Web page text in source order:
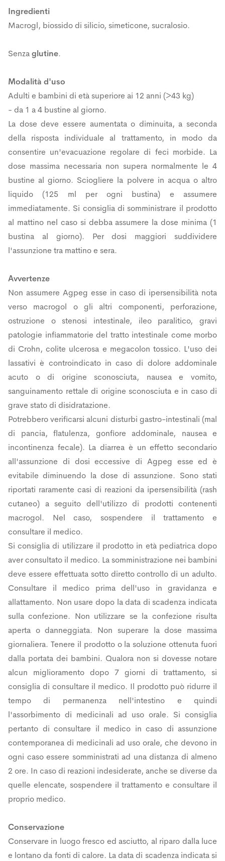
Ingredienti
Macrogl, biossido di silicio, simeticone, sucralosio.
Senzaglutine.
Modalità d'uso
Adulti e bambini di età superiore ai 12 anni (>43 kg)
- da 1 a 4 bustine al giorno.
La dose deve essere aumentata o diminuita, a seconda
della risposta individuale al trattamento, in modo da
consentire un'evacuazione regolare di feci morbide. La
dose massima necessaria non supera normalmente le 4
bustine al giorno. Sciogliere la polvere in acqua o altro
liquido (125 ml per ogni bustina) e assumere
immediatamente. Si consiglia di somministrare il prodotto
al mattino nel caso si debba assumere la dose minima (1
bustina al giorno). Per dosi maggiori suddividere
l'assunzione tra mattino e sera.
Avvertenze
Non assumere Agpeg esse in caso di ipersensibilità nota
verso macrogol o gli altri componenti, perforazione,
ostruzione o stenosi intestinale, ileo paralitico, gravi
patologie infiammatorie del tratto intestinale come morbo
di Crohn, colite ulcerosa e megacolon tossico. L'uso dei
lassativi è controindicato in caso di dolore addominale
acuto o di origine sconosciuta, nausea e vomito,
sanguinamento rettale di origine sconosciuta e in caso di
grave stato di disidratazione.
Potrebbero verificarsi alcuni disturbi gastro-intestinali (mal
di pancia, flatulenza, gonfiore addominale, nausea e
incontinenza fecale). La diarrea è un effetto secondario
all'assunzione di dosi eccessive di Agpeg esse ed è
evitabile diminuendo la dose di assunzione. Sono stati
riportati raramente casi di reazioni da ipersensibilità (rash
cutaneo) a seguito dell'utilizzo di prodotti contenenti
macrogol. Nel caso, sospendere il trattamento e
consultare il medico.
Si consiglia di utilizzare il prodotto in età pediatrica dopo
aver consultato il medico. La somministrazione nei bambini
deve essere effettuata sotto diretto controllo di un adulto.
Consultare il medico prima dell'uso in gravidanza e
allattamento. Non usare dopo la data di scadenza indicata
sulla confezione. Non utilizzare se la confezione risulta
aperta o danneggiata. Non superare la dose massima
giornaliera. Tenere il prodotto o la soluzione ottenuta fuori
dalla portata dei bambini. Qualora non si dovesse notare
alcun miglioramento dopo 7 giorni di trattamento, si
consiglia di consultare il medico. Il prodotto può ridurre il
tempo di permanenza nell'intestino e quindi
l'assorbimento di medicinali ad uso orale. Si consiglia
pertanto di consultare il medico in caso di assunzione
contemporanea di medicinali ad uso orale, che devono in
ogni caso essere somministrati ad una distanza di almeno
2 ore. In caso di reazioni indesiderate, anche se diverse da
quelle elencate, sospendere il trattamento e consultare il
proprio medico.
Conservazione
Conservare in luogo fresco ed asciutto, al riparo dalla luce
e lontano da fonti di calore. La data di scadenza indicata si